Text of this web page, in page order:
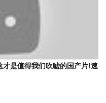
才是值得我们吹嘘的国产片!速